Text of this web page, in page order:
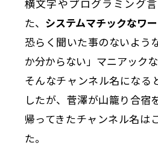
横文字やプログラミング
た、 システムマチックなワ
恐らく聞いた事のないよう
か分からない」マニアックな
そんなチャンネル名になる
したが、菅澤が山籠り合宿
帰ってきたチャンネル名は
た。